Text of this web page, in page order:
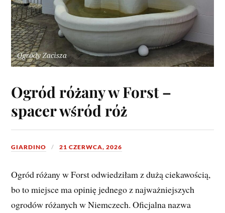
Ogród różany w Forst –
spacer wśród róż
GIARDINO 21 CZERWCA, 2026
Ogród różany w Forst odwiedziłam z dużą ciekawością,
bo to miejsce ma opinię jednego z najważniejszych
ogrodów różanych w Niemczech. Oficjalna nazwa